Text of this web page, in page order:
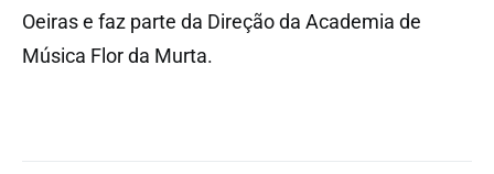
Oeiras e faz parte da Direção da Academia de
Música Flor da Murta.